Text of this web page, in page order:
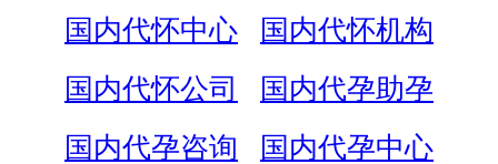
国内代怀中心
国内代怀机构
国内代怀公司
国内代孕助孕
国内代孕咨询
国内代孕中心